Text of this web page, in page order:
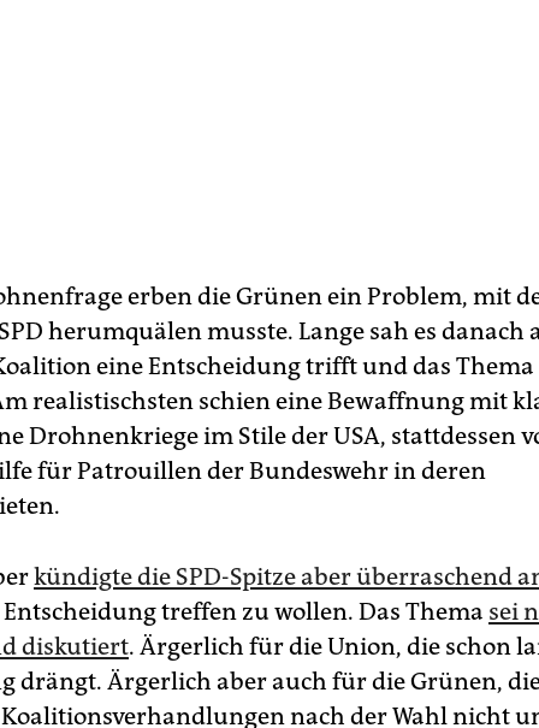
erben die Grünen ein Problem, mit
herumquälen musste. Lange sah es danach
eine Entscheidung trifft und das
realistischsten schien eine Bewaffnung mit
Drohnenkriege im Stile der USA, stattdessen
für Patrouillen der Bundeswehr in deren
kündigte die SPD-Spitze aber überraschend
treffen zu wollen. Das Thema sei
diskutiert. Ärgerlich für die Union, die schon
drängt. Ärgerlich aber auch für die Grünen,
nach der Wahl nicht